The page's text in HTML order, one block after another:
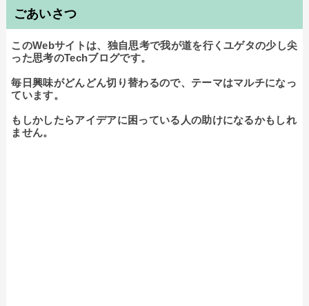
ごあいさつ
このWebサイトは、独自思考で我が道を行くユゲタの少し尖
った思考のTechブログです。
毎日興味がどんどん切り替わるので、テーマはマルチになっ
ています。
もしかしたらアイデアに困っている人の助けになるかもしれ
ません。